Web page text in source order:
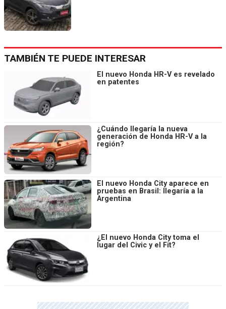
TAMBIÉN TE PUEDE INTERESAR
El nuevo Honda HR-V es revelado
en patentes
¿Cuándo llegaría la nueva
generación de Honda HR-V a la
región?
El nuevo Honda City aparece en
pruebas en Brasil: llegaría a la
Argentina
¿El nuevo Honda City toma el
lugar del Civic y el Fit?